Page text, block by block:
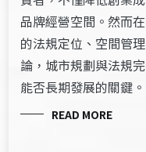
品牌經營空間。然而
的法規定位、空間管
論，城市規劃與法規
能否長期發展的關鍵。
READ MORE